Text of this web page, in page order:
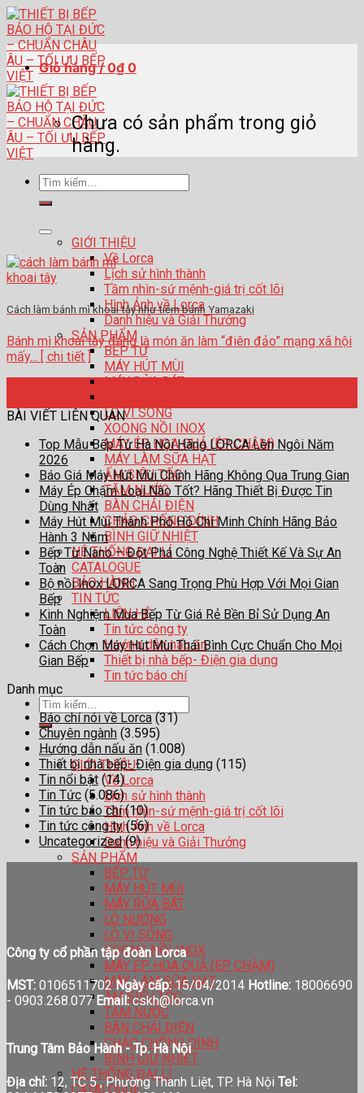
Skip
to
content
Tìm
kiếm:
GIỚI THIỆU
Về Lorca
Lịch sử hình thành
Tầm nhìn-sứ mệnh-giá trị cốt lõi
Hình Ảnh về Lorca
Danh hiệu và Giải Thưởng
SẢN PHẨM
BẾP TỪ
MÁY HÚT MÙI
MÁY RỬA BÁT
LÒ VI SÓNG
XOONG NỒI INOX
MÁY ÉP HOA QUẢ (ÉP CHẬM)
MÁY LÀM SỮA HẠT
ẤM SIÊU TỐC
TĂM NƯỚC
BÀN CHẢI ĐIỆN
CHẢO CHỐNG DÍNH
BÌNH GIỮ NHIỆT
HỆ THỐNG ĐẠI LÍ
CATALOGUE
BẢO HÀNH
TIN TỨC
LIÊN HỆ
Tin tức công ty
Hướng dẫn nấu ăn
Thiết bị nhà bếp- Điện gia dụng
Tin tức báo chí
Tìm
kiếm:
GIỚI THIỆU
Về Lorca
Lịch sử hình thành
Tầm nhìn-sứ mệnh-giá trị cốt lõi
Hình Ảnh về Lorca
Danh hiệu và Giải Thưởng
SẢN PHẨM
BẾP TỪ
MÁY HÚT MÙI
MÁY RỬA BÁT
LÒ NƯỚNG
LÒ VI SÓNG
XOONG NỒI INOX
MÁY ÉP HOA QUẢ (ÉP CHẬM)
MÁY LÀM SỮA HẠT
ẤM SIÊU TỐC
TĂM NƯỚC
BÀN CHẢI ĐIỆN
CHẢO CHỐNG DÍNH
BÌNH GIỮ NHIỆT
HỆ THỐNG ĐẠI LÍ
CATALOGUE
Giỏ hàng /0₫ 0
Chưa có sản phẩm trong giỏ
hàng.
Cách làm bánh mì khoai tây như tiệm bánh Yamazaki
Bánh mì khoai tây đang là món ăn làm “điên đảo” mạng xã hội
mấy... [ chi tiết ]
BÀI VIẾT LIÊN QUAN
Top Mẫu Bếp Từ Hà Nội Hãng LORCA Lên Ngôi Năm
2026
Báo Giá Máy Hút Mùi Chính Hãng Không Qua Trung Gian
Máy Ép Chậm Loại Nào Tốt? Hãng Thiết Bị Được Tin
Dùng Nhất
Máy Hút Mùi Thành Phố Hồ Chí Minh Chính Hãng Bảo
Hành 3 Năm
Bếp Từ Nano – Đột Phá Công Nghệ Thiết Kế Và Sự An
Toàn
Bộ nồi Inox LORCA Sang Trọng Phù Hợp Với Mọi Gian
Bếp
Kinh Nghiệm Mua Bếp Từ Giá Rẻ Bền Bỉ Sử Dụng An
Toàn
Cách Chọn Máy Hút Mùi Thái Bình Cực Chuẩn Cho Mọi
Gian Bếp
Danh mục
Báo chí nói về Lorca(31)
Chuyên ngành (3.595)
Hướng dẫn nấu ăn (1.008)
Thiết bị nhà bếp- Điện gia dụng (115)
Tin nổi bật (14)
Tin Tức (5.086)
Tin tức báo chí(10)
Tin tức công ty(56)
Uncategorized(9)
Công ty cổ phần tập đoàn Lorca
MST: 0106511702Ngày cấp:15/04/2014 Hotline: 18006690
- 0903.268.077 Email:cskh@lorca.vn
Trung Tâm Bảo Hành - Tp. Hà Nội
Địa chỉ: 12, TC 5 , Phường Thanh Liệt, TP. Hà Nội Tel: